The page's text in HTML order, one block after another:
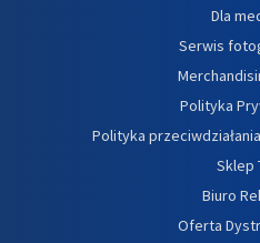
Dla
Serwis
Polityka
Polityka
Sklep
Biuro
Oferta